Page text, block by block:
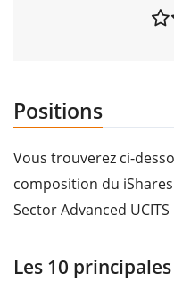
Positions
Vous trouverez ci-
composition du
Sector Advanced UCITS
Les 10